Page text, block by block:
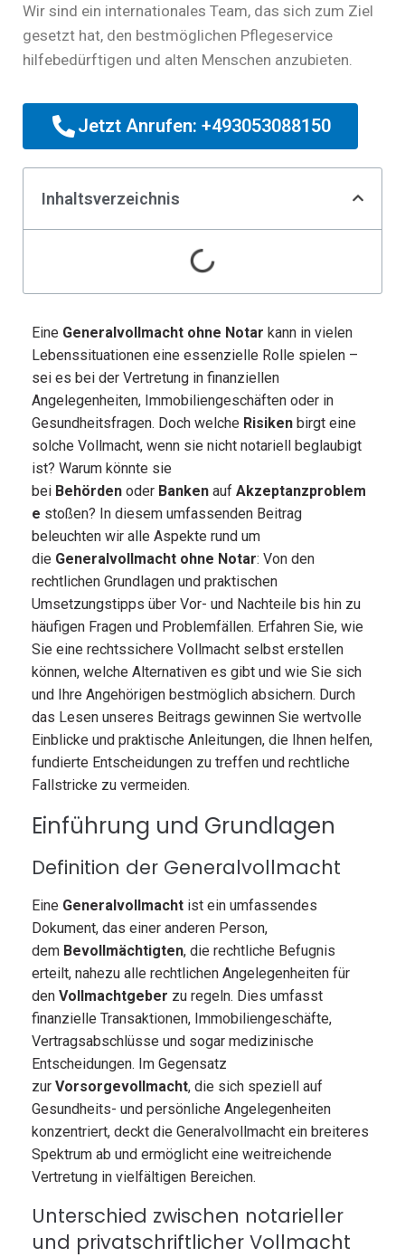
Wir sind ein internationales Team, das sich zum Ziel
gesetzt hat, den bestmöglichen Pflegeservice
hilfebedürftigen und alten Menschen anzubieten.
Jetzt Anrufen: +493053088150
Inhaltsverzeichnis
Eine Generalvollmacht ohne Notar kann in vielen
Lebenssituationen eine essenzielle Rolle spielen –
sei es bei der Vertretung in finanziellen
Angelegenheiten, Immobiliengeschäften oder in
Gesundheitsfragen. Doch welche Risiken birgt eine
solche Vollmacht, wenn sie nicht notariell beglaubigt
ist? Warum könnte sie
bei Behörden oder Banken auf Akzeptanzproblem
e stoßen? In diesem umfassenden Beitrag
beleuchten wir alle Aspekte rund um
die Generalvollmacht ohne Notar: Von den
rechtlichen Grundlagen und praktischen
Umsetzungstipps über Vor- und Nachteile bis hin zu
häufigen Fragen und Problemfällen. Erfahren Sie, wie
Sie eine rechtssichere Vollmacht selbst erstellen
können, welche Alternativen es gibt und wie Sie sich
und Ihre Angehörigen bestmöglich absichern. Durch
das Lesen unseres Beitrags gewinnen Sie wertvolle
Einblicke und praktische Anleitungen, die Ihnen helfen,
fundierte Entscheidungen zu treffen und rechtliche
Fallstricke zu vermeiden.
Einführung und Grundlagen
Definition der Generalvollmacht
Eine Generalvollmacht ist ein umfassendes
Dokument, das einer anderen Person,
dem Bevollmächtigten, die rechtliche Befugnis
erteilt, nahezu alle rechtlichen Angelegenheiten für
den Vollmachtgeber zu regeln. Dies umfasst
finanzielle Transaktionen, Immobiliengeschäfte,
Vertragsabschlüsse und sogar medizinische
Entscheidungen. Im Gegensatz
zur Vorsorgevollmacht, die sich speziell auf
Gesundheits- und persönliche Angelegenheiten
konzentriert, deckt die Generalvollmacht ein breiteres
Spektrum ab und ermöglicht eine weitreichende
Vertretung in vielfältigen Bereichen.
Unterschied zwischen notarieller
und privatschriftlicher Vollmacht